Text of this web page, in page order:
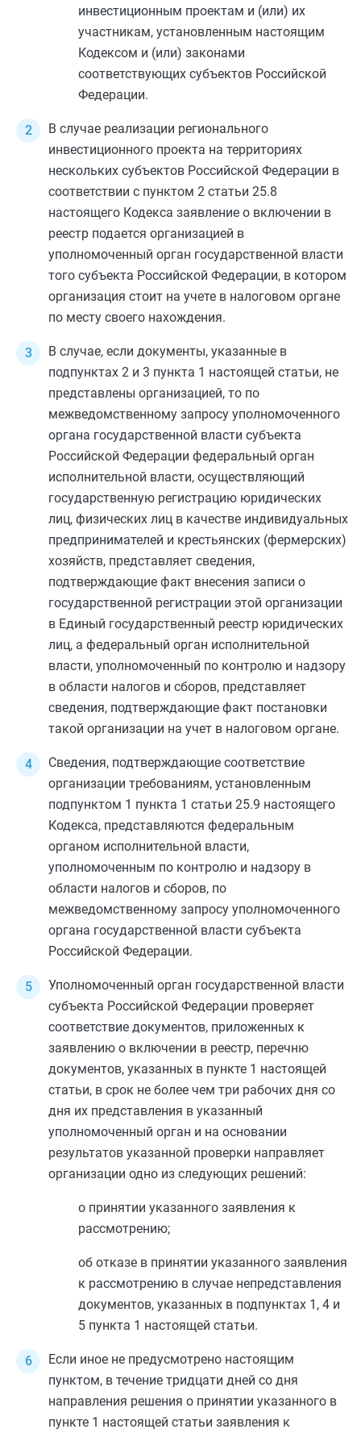
инвестиционным проектам и (или) их
участникам, установленным настоящим
Кодексом и (или) законами
соответствующих субъектов Российской
Федерации.
В случае реализации регионального
инвестиционного проекта на территориях
нескольких субъектов Российской Федерации в
соответствии с пунктом 2 статьи 25.8
настоящего Кодекса заявление о включении в
реестр подается организацией в
уполномоченный орган государственной власти
того субъекта Российской Федерации, в котором
организация стоит на учете в налоговом органе
по месту своего нахождения.
В случае, если документы, указанные в
подпунктах 2 и 3 пункта 1 настоящей статьи, не
представлены организацией, то по
межведомственному запросу уполномоченного
органа государственной власти субъекта
Российской Федерации федеральный орган
исполнительной власти, осуществляющий
государственную регистрацию юридических
лиц, физических лиц в качестве индивидуальных
предпринимателей и крестьянских (фермерских)
хозяйств, представляет сведения,
подтверждающие факт внесения записи о
государственной регистрации этой организации
в Единый государственный реестр юридических
лиц, а федеральный орган исполнительной
власти, уполномоченный по контролю и надзору
в области налогов и сборов, представляет
сведения, подтверждающие факт постановки
такой организации на учет в налоговом органе.
Сведения, подтверждающие соответствие
организации требованиям, установленным
подпунктом 1 пункта 1 статьи 25.9 настоящего
Кодекса, представляются федеральным
органом исполнительной власти,
уполномоченным по контролю и надзору в
области налогов и сборов, по
межведомственному запросу уполномоченного
органа государственной власти субъекта
Российской Федерации.
Уполномоченный орган государственной власти
субъекта Российской Федерации проверяет
соответствие документов, приложенных к
заявлению о включении в реестр, перечню
документов, указанных в пункте 1 настоящей
статьи, в срок не более чем три рабочих дня со
дня их представления в указанный
уполномоченный орган и на основании
результатов указанной проверки направляет
организации одно из следующих решений:
о принятии указанного заявления к
рассмотрению;
об отказе в принятии указанного заявления
к рассмотрению в случае непредставления
документов, указанных в подпунктах 1 , 4 и
5 пункта 1 настоящей статьи.
Если иное не предусмотрено настоящим
пунктом, в течение тридцати дней со дня
направления решения о принятии указанного в
пункте 1 настоящей статьи заявления к